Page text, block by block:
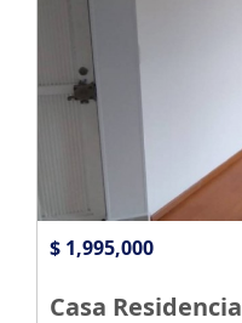
$ 1,995,000
Casa